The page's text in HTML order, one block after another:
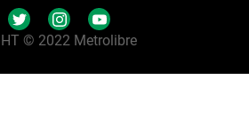
© 2022 Metrolibre